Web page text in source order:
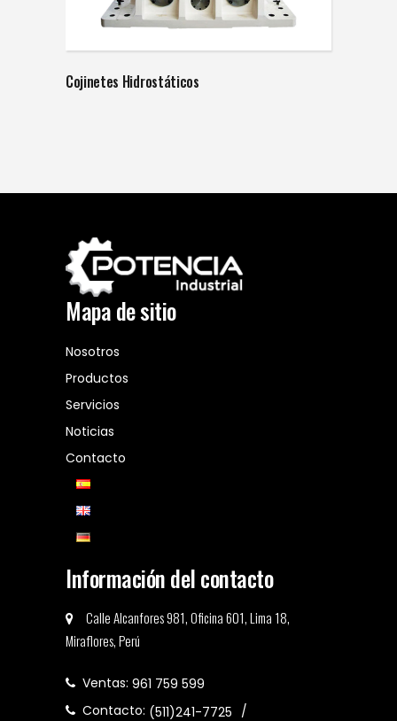
Cojinetes Hidrostáticos
Mapa de sitio
Nosotros
Productos
Servicios
Noticias
Contacto
Información del contacto
Calle Alcanfores 981, Oficina 601, Lima 18,
Miraflores, Perú
Ventas: 961 759 599
Contacto: (511)241-7725